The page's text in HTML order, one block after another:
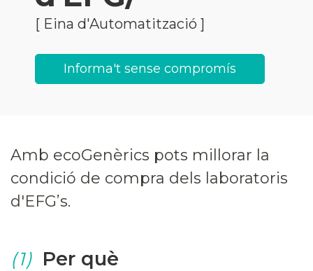
[ Eina d'Automatització ]
Informa't sense compromís
Raons
Amb ecoGenèrics pots millorar la
condició de compra dels laboratoris
d'EFG’s.
(1) Per què